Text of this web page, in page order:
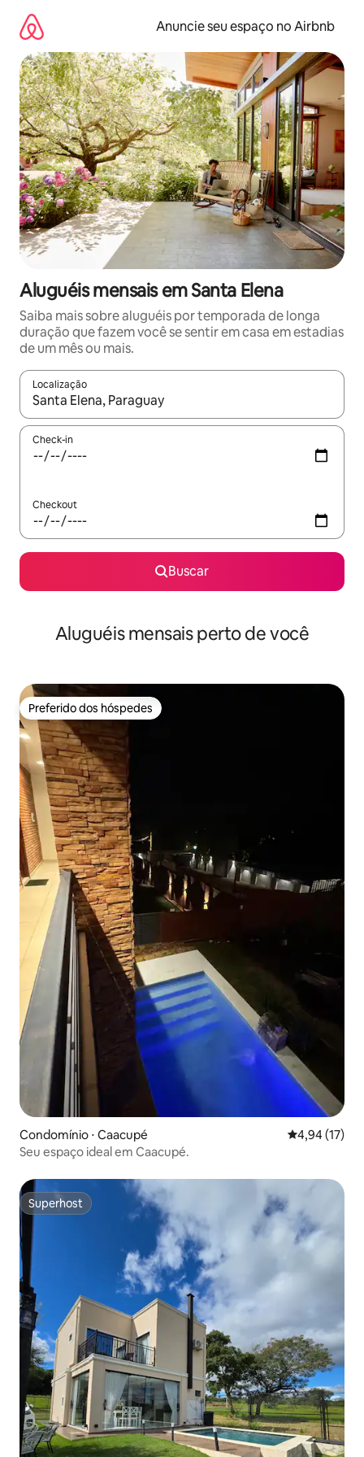
para
conteúdo
Anuncie seu espaço no Airbnb
Aluguéis mensais em Santa Elena
Saiba mais sobre aluguéis por temporada de longa
duração que fazem você se sentir em casa em estadias
de um mês ou mais.
Localização
Quando os resultados estiverem disponíveis, explore-os
Check-in
Checkout
Buscar
Aluguéis mensais perto de você
Preferido dos hóspedes
Preferido dos hóspedes
Condomínio ⋅ Caacupé 4,94 de uma
4,94 (17)
Seu espaço ideal em Caacupé.
Superhost
Superhost